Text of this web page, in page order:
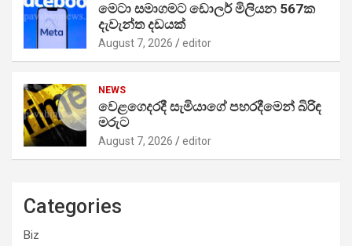
මෙටා සමාගමට ඩොලර් මිලියන 567ක
දැවැන්ත දඩයක්
August 7, 2026 editor
NEWS
වෙළගෙදරදී සැමියාගේ පහරදීමෙන් බිරිඳ
මරුට
August 7, 2026 editor
Categories
Biz